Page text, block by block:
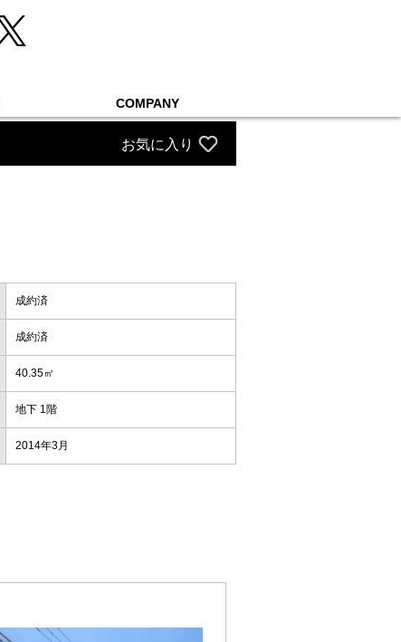
COMPANY
お気に入り
成約済
成約済
40.35㎡
地下 1階
2014年3月